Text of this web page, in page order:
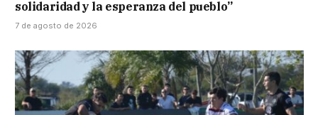
solidaridad y la esperanza del pueblo”
7 de agosto de 2026